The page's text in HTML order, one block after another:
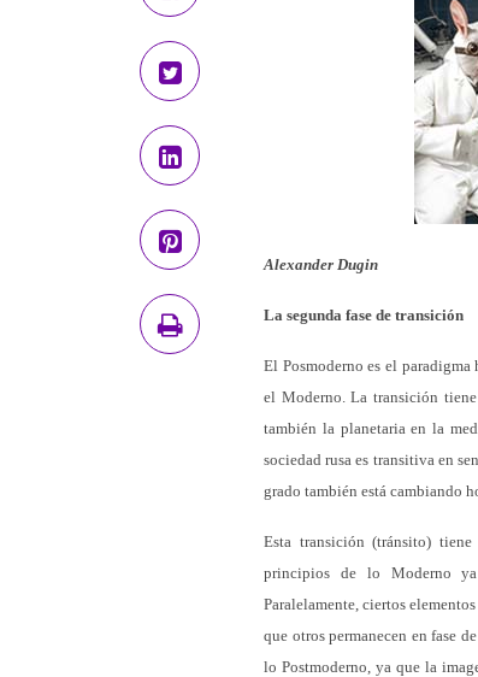
Alexander Dugin
La segunda fase de transición
El Posmoderno es el
el Moderno. La transición
también la planetaria en la
sociedad rusa es transitiva en
grado también está cambiando
Esta transición (tránsito)
principios de lo Moderno ya
Paralelamente, ciertos
que otros permanecen en fase
lo Postmoderno, ya que la